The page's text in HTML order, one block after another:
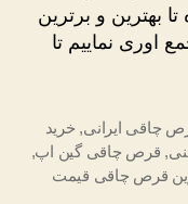
بهترین و برترین
اوری نماییم تا
چاقی ایرانی, خرید
, قرص چاقی گین اپ,
قرص چاقی قیمت